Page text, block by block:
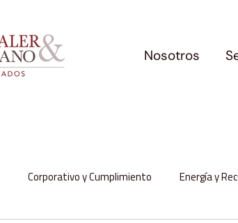
Nosotros
Corporativo y Cumplimiento Energía y